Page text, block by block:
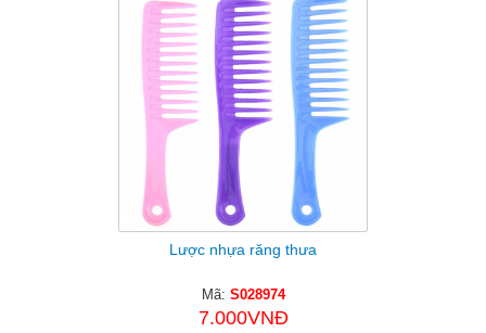
Lược nhựa răng thưa
Mã: S028974
7.000VNĐ